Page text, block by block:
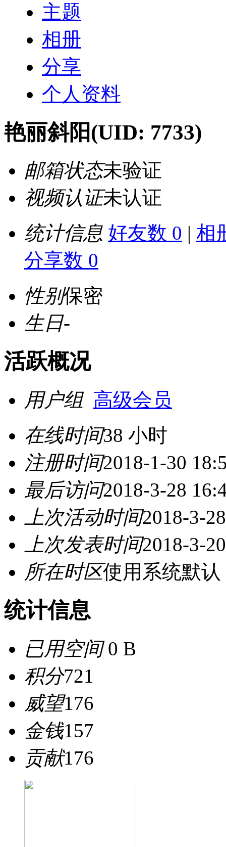
主题
相册
分享
个人资料
艳丽斜阳(UID: 7733)
邮箱状态未验证
视频认证未认证
统计信息 好友数 0 | 相
分享数 0
性别保密
生日-
活跃概况
用户组 高级会员
在线时间38 小时
注册时间2018-1-30
最后访问2018-3-28
上次活动时间2018-3-
上次发表时间2018-3-
所在时区使用系统默认
统计信息
已用空间0 B
积分721
威望176
金钱157
贡献176